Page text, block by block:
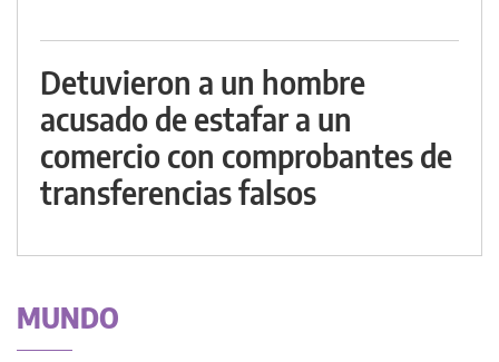
Detuvieron a un hombre
acusado de estafar a un
comercio con comprobantes de
transferencias falsos
MUNDO